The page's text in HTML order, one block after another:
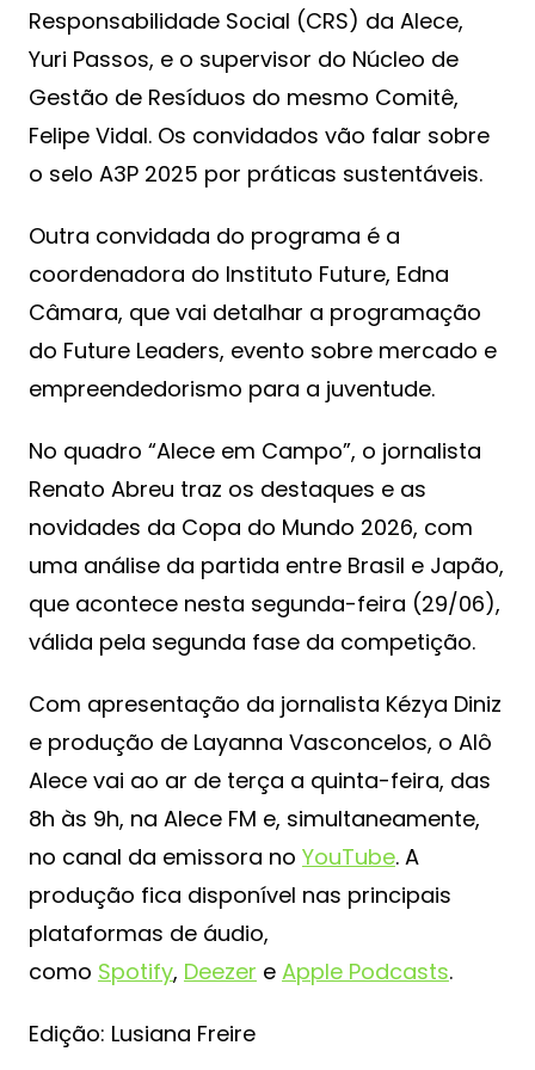
Responsabilidade Social (CRS) da Alece,
Yuri Passos, e o supervisor do Núcleo de
Gestão de Resíduos do mesmo Comitê,
Felipe Vidal. Os convidados vão falar sobre
o selo A3P 2025 por práticas sustentáveis.
Outra convidada do programa é a
coordenadora do Instituto Future, Edna
Câmara, que vai detalhar a programação
do Future Leaders, evento sobre mercado e
empreendedorismo para a juventude.
No quadro “Alece em Campo”, o jornalista
Renato Abreu traz os destaques e as
novidades da Copa do Mundo 2026, com
uma análise da partida entre Brasil e Japão,
que acontece nesta segunda-feira (29/06),
válida pela segunda fase da competição.
Com apresentação da jornalista Kézya Diniz
e produção de Layanna Vasconcelos, o Alô
Alece vai ao ar de terça a quinta-feira, das
8h às 9h, na Alece FM e, simultaneamente,
no canal da emissora no YouTube. A
produção fica disponível nas principais
plataformas de áudio,
como Spotify, Deezer e Apple Podcasts.
Edição: Lusiana Freire